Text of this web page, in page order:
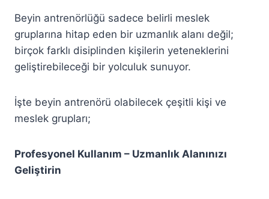
Beyin antrenörlüğü sadece belirli meslek
gruplarına hitap eden bir uzmanlık alanı değil;
birçok farklı disiplinden kişilerin yeteneklerini
geliştirebileceği bir yolculuk sunuyor.
İşte beyin antrenörü olabilecek çeşitli kişi ve
meslek grupları;
Profesyonel Kullanım – Uzmanlık Alanınızı
Geliştirin